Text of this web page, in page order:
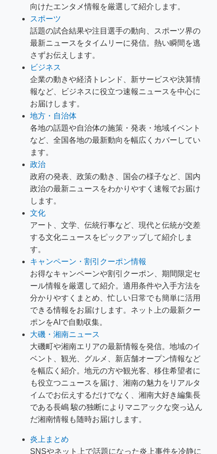
向けたエンタメ情報を厳選して紹介します。
スポーツ
話題の試合結果や注目選手の動向、スポーツ界の
最新ニュースをタイムリーに発信。熱い瞬間を逃
さずお伝えします。
ビジネス
企業の動きや経済トレンド、新サービスや決算情
報など、ビジネスに役立つ速報ニュースを中心に
お届けします。
地方・自治体
各地の話題や自治体の施策・発表・地域イベント
など、全国各地の最新動向を幅広くカバーしてい
ます。
政治
政府の発表、政策の動き、国会の様子など、国内
政治の最新ニュースをわかりやすく速報でお届け
します。
文化
アート、文学、伝統行事など、現代と伝統が交差
する文化ニュースをピックアップして紹介しま
す。
キャンペーン・割引クーポン情報
お得なキャンペーンや割引クーポン、期間限定セ
ール情報を厳選して紹介。適用条件や入手方法を
分かりやすくまとめ、忙しい日常でも簡単に活用
できる情報をお届けします。ネット上の最新クー
ポンをAIで自動収集。
大磯・湘南ニュース
大磯町や湘南エリアの最新情報を発信。地域のイ
ベント、観光、グルメ、新店舗オープン情報など
を幅広く紹介。地元の方や観光客、移住希望者に
も役立つニュースを届け、湘南の魅力をリアルタ
イムでお伝えするだけでなく、湘南大好き編集長
である長嶋 駿の独断によりマニアックな突っ込ん
だ湘南情報も随時お届けします。
炎上まとめ
SNSやネット上で話題になった炎上事件を冷静に